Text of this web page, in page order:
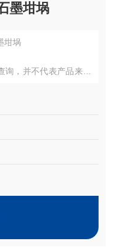
墨坩埚
坩埚
询，并不代表产品来自